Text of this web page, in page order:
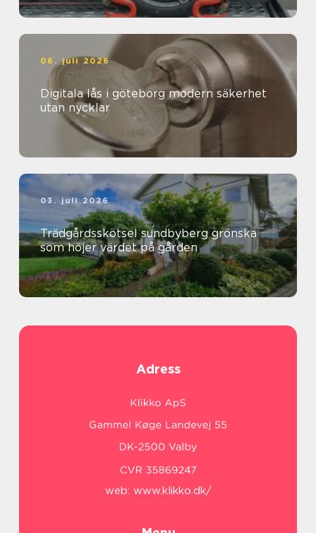
06. juli 2026
Digitala lås i göteborg modern säkerhet
utan nycklar
03. juli 2026
Trädgårdsskötsel sundbyberg grönska
som höjer värdet på gården
Adress
web: www.klikko.dk/